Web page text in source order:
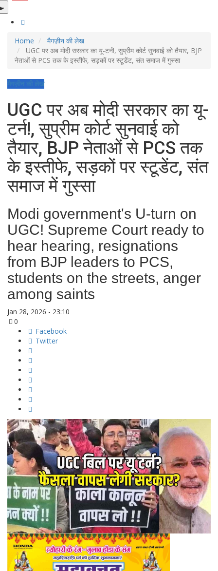
Home
मैगज़ीन की लेख
UGC पर अब मोदी सरकार का यू-टर्न!, सुप्रीम कोर्ट सुनवाई को तैयार, BJP
नेताओं से PCS तक के इस्तीफे, सड़कों पर स्टूडेंट, संत समाज में गुस्सा
UGC पर अब मोदी सरकार का यू-
टर्न!, सुप्रीम कोर्ट सुनवाई को
तैयार, BJP नेताओं से PCS तक
के इस्तीफे, सड़कों पर स्टूडेंट, संत
समाज में गुस्सा
Modi government's U-turn on
UGC! Supreme Court ready to
hear hearing, resignations
from BJP leaders to PCS,
students on the streets, anger
among saints
Jan 28, 2026 - 23:10
0
Facebook
Twitter